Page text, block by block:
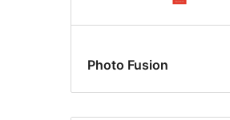
Photo Fusion